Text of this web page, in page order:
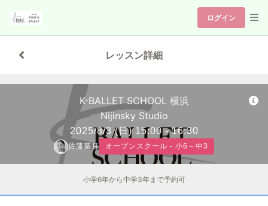
ログイン
レッスン詳細
K-BALLET SCHOOL 横浜
Nijinsky Studio
2025/8/3 (日) 15:00 - 16:30
佐藤葉月 オープンスクール - 小6～中3
小学6年から中学3年まで予約可